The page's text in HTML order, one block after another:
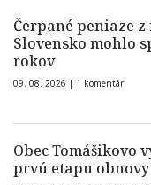
Čerpané peniaze z
Slovensko mohlo
rokov
09. 08. 2026 | 1 komentár
Obec Tomášikovo
prvú etapu